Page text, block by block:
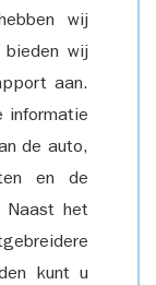
wij
wij
aan.
informatie
de auto,
en de
Naast het
kunt u